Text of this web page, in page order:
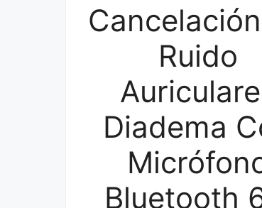
Ruido
Diadema
Bluetooth